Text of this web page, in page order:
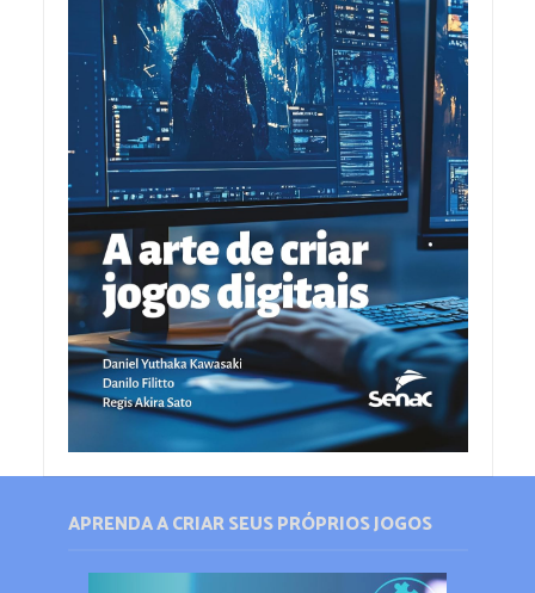
APRENDA A CRIAR SEUS PRÓPRIOS JOGOS